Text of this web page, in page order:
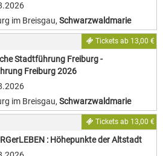
im Breisgau, Schwarzwaldmarie
Tickets ab 13,00 €
Stadtführung Freiburg -
Freiburg 2026
im Breisgau, Schwarzwaldmarie
Tickets ab 13,00 €
: Höhepunkte der Altstadt